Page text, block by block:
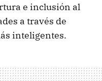
e inclusión al
a través de
inteligentes.